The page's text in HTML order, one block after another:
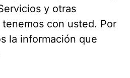
y otras
con usted. Por
la información que